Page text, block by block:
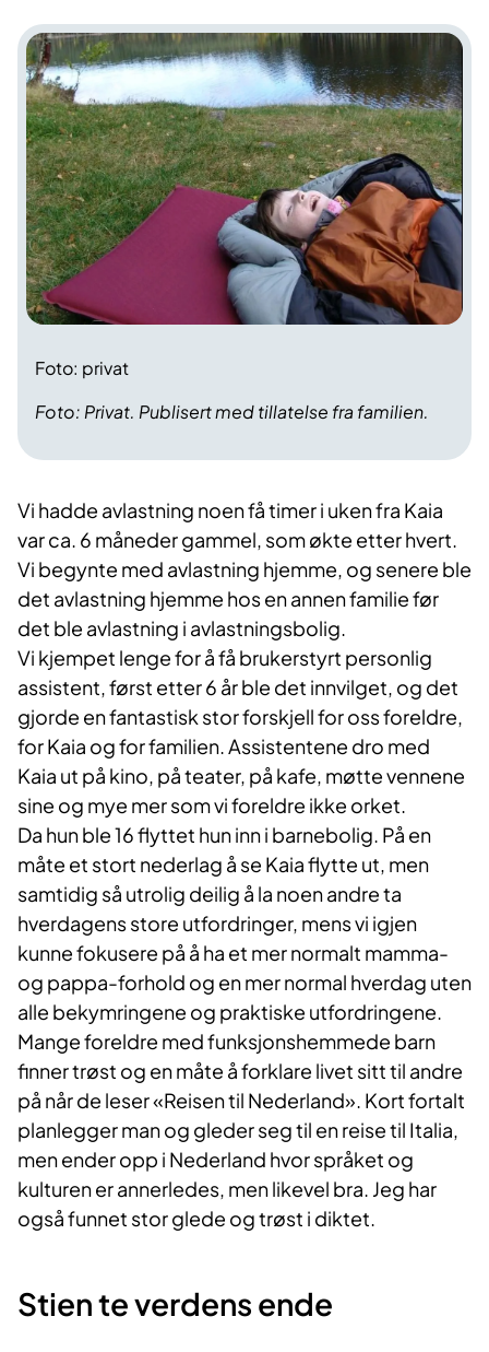
Foto: Privat. Publisert med tillatelse fra familien.
Foto: privat
Vi hadde avlastning noen få timer i uken fra Kaia
var ca. 6 måneder gammel, som økte etter hvert.
Vi begynte med avlastning hjemme, og senere ble
det avlastning hjemme hos en annen familie før
det ble avlastning i avlastningsbolig.
Vi kjempet lenge for å få brukerstyrt personlig
assistent, først etter 6 år ble det innvilget, og det
gjorde en fantastisk stor forskjell for oss foreldre,
for Kaia og for familien. Assistentene dro med
Kaia ut på kino, på teater, på kafe, møtte vennene
sine og mye mer som vi foreldre ikke orket.
Da hun ble 16 flyttet hun inn i barnebolig. På en
måte et stort nederlag å se Kaia flytte ut, men
samtidig så utrolig deilig å la noen andre ta
hverdagens store utfordringer, mens vi igjen
kunne fokusere på å ha et mer normalt mamma-
og pappa-forhold og en mer normal hverdag uten
alle bekymringene og praktiske utfordringene.
Mange foreldre med funksjonshemmede barn
finner trøst og en måte å forklare livet sitt til andre
på når de leser «Reisen til Nederland». Kort fortalt
planlegger man og gleder seg til en reise til Italia,
men ender opp i Nederland hvor språket og
kulturen er annerledes, men likevel bra. Jeg har
også funnet stor glede og trøst i diktet.
Stien te verdens ende